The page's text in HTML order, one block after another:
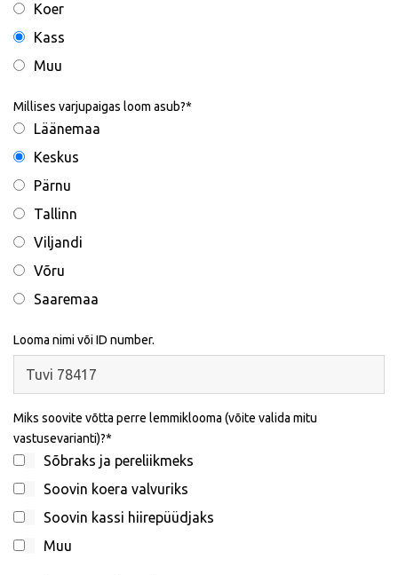
Koer
Kass
Muu
Millises varjupaigas loom asub?
Läänemaa
Keskus
Pärnu
Tallinn
Viljandi
Võru
Saaremaa
Looma nimi või ID number.
Miks soovite võtta perre lemmiklooma (võite valida mitu
vastusevarianti)?
Sõbraks ja pereliikmeks
Soovin koera valvuriks
Soovin kassi hiirepüüdjaks
Muu